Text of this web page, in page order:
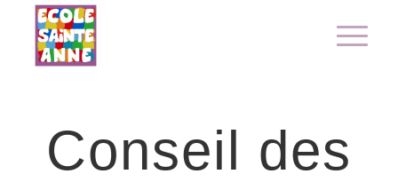
Conseil des